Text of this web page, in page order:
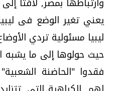
يعني تغير الوضع فى
ليبيا مسئولية تردي
حيث حولوها إلى ما يشبه
فقدوا "الحاضنة